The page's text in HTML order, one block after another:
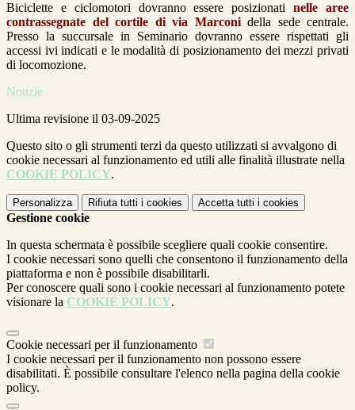
Biciclette e ciclomotori dovranno essere posizionatinelle aree
contrassegnate del cortile di via Marconidella sede centrale.
Presso la succursale in Seminario dovranno essere rispettati gli
accessi ivi indicati e le modalità di posizionamento dei mezzi privati
di locomozione.
Notizie
Ultima revisione il 03-09-2025
Questo sito o gli strumenti terzi da questo utilizzati si avvalgono di
cookie necessari al funzionamento ed utili alle finalità illustrate nella
COOKIE POLICY.
Personalizza Rifiuta tutti i cookies Accetta tutti i cookies
Gestione cookie
In questa schermata è possibile scegliere quali cookie consentire.
I cookie necessari sono quelli che consentono il funzionamento della
piattaforma e non è possibile disabilitarli.
Per conoscere quali sono i cookie necessari al funzionamento potete
visionare la COOKIE POLICY.
Cookie necessari per il funzionamento
I cookie necessari per il funzionamento non possono essere
disabilitati. È possibile consultare l'elenco nella pagina della cookie
policy.